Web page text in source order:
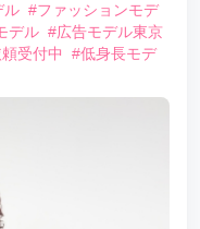
ル #ファッションモデ
デル #広告モデル東京
受付中
#低身長モデ